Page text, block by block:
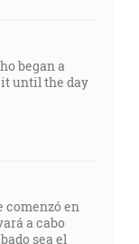
began a
until the day
comenzó en
a cabo
sea el